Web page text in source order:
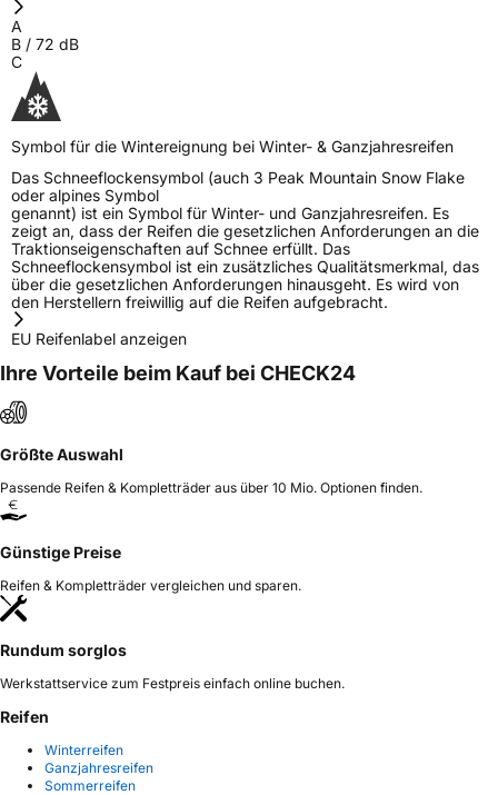
A
B / 72 dB
C
Symbol für die Wintereignung bei Winter- & Ganzjahresreifen
Das Schneeflockensymbol (auch 3 Peak Mountain Snow Flake
oder alpines Symbol
genannt) ist ein Symbol für Winter- und Ganzjahresreifen. Es
zeigt an, dass der Reifen die gesetzlichen Anforderungen an die
Traktionseigenschaften auf Schnee erfüllt. Das
Schneeflockensymbol ist ein zusätzliches Qualitätsmerkmal, das
über die gesetzlichen Anforderungen hinausgeht. Es wird von
den Herstellern freiwillig auf die Reifen aufgebracht.
EU Reifenlabel anzeigen
Ihre Vorteile beim Kauf bei CHECK24
Größte Auswahl
Passende Reifen & Kompletträder aus über 10 Mio. Optionen finden.
Günstige Preise
Reifen & Kompletträder vergleichen und sparen.
Rundum sorglos
Werkstattservice zum Festpreis einfach online buchen.
Reifen
Winterreifen
Ganzjahresreifen
Sommerreifen